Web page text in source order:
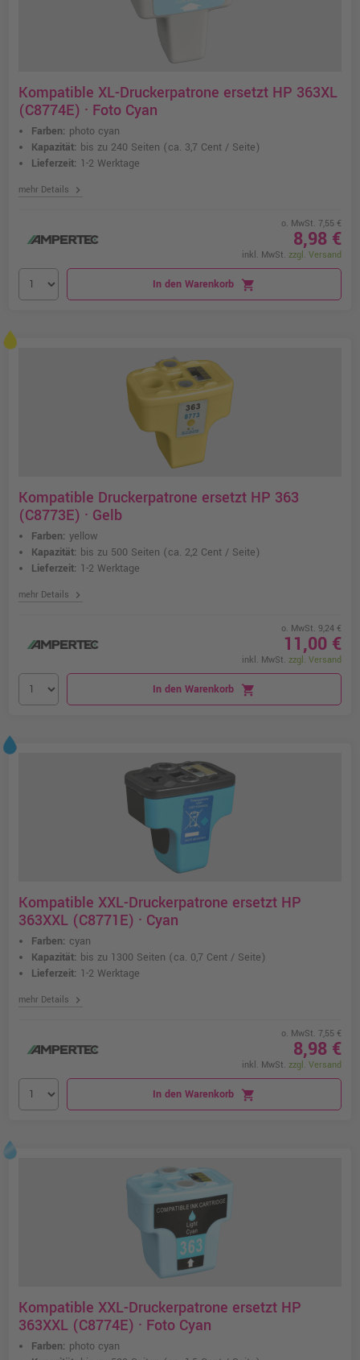
Kompatible XL-Druckerpatrone ersetzt HP 363XL
(C8774E) · Foto Cyan
Farben: photo cyan
Kapazität: bis zu 240 Seiten (ca. 3,7 Cent / Seite)
Lieferzeit: 1-2 Werktage
mehr Details chevron_right
o. MwSt. 7,55 €
8,98 €
inkl. MwSt. zzgl. Versand
In den Warenkorb shopping_cart
Kompatible Druckerpatrone ersetzt HP 363
(C8773E) · Gelb
Farben: yellow
Kapazität: bis zu 500 Seiten (ca. 2,2 Cent / Seite)
Lieferzeit: 1-2 Werktage
mehr Details chevron_right
o. MwSt. 9,24 €
11,00 €
inkl. MwSt. zzgl. Versand
In den Warenkorb shopping_cart
Kompatible XXL-Druckerpatrone ersetzt HP
363XXL (C8771E) · Cyan
Farben: cyan
Kapazität: bis zu 1300 Seiten (ca. 0,7 Cent / Seite)
Lieferzeit: 1-2 Werktage
mehr Details chevron_right
o. MwSt. 7,55 €
8,98 €
inkl. MwSt. zzgl. Versand
In den Warenkorb shopping_cart
Kompatible XXL-Druckerpatrone ersetzt HP
363XXL (C8774E) · Foto Cyan
Farben: photo cyan